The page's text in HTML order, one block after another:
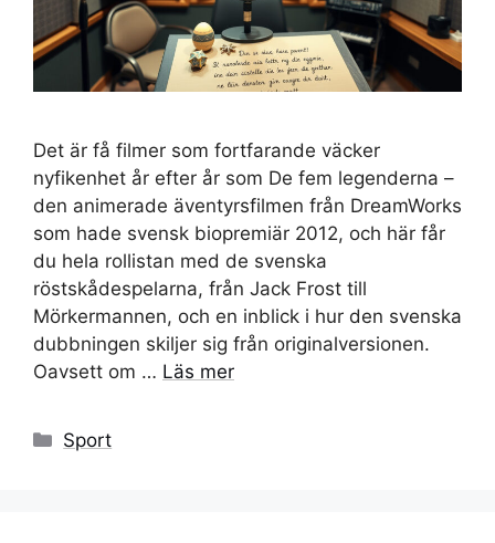
Det är få filmer som fortfarande väcker
nyfikenhet år efter år som De fem legenderna –
den animerade äventyrsfilmen från DreamWorks
som hade svensk biopremiär 2012, och här får
du hela rollistan med de svenska
röstskådespelarna, från Jack Frost till
Mörkermannen, och en inblick i hur den svenska
dubbningen skiljer sig från originalversionen.
Oavsett om … Läs mer
Kategorier
Sport